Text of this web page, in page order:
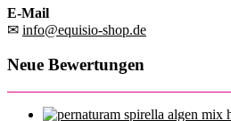
E-Mail
✉ info@equisio-shop.de
Neue Bewertungen